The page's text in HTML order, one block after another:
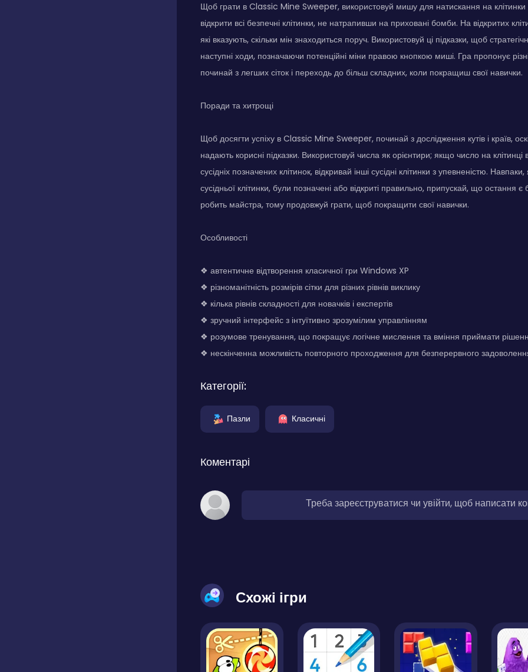
Щоб грати в Classic Mine Sweeper, використовуй мишу для натискання на клітинки
відкрити всі безпечні клітинки, не натрапивши на приховані бомби. На відкритих
які вказують, скільки мін знаходиться поруч. Використовуй ці підказки, щоб
наступні ходи, позначаючи потенційні міни правою кнопкою миші. Гра пропонує різні
починай з легших сіток і переходь до більш складних, коли покращиш свої навички.
Поради та хитрощі
Щоб досягти успіху в Classic Mine Sweeper, починай з дослідження кутів і країв,
надають корисні підказки. Використовуй числа як орієнтири; якщо число на клітинці
сусідніх позначених клітинок, відкривай інші сусідні клітинки з упевненістю. Навпаки,
сусідньої клітинки, були позначені або відкриті правильно, припускай, що остання
робить майстра, тому продовжуй грати, щоб покращити свої навички.
Особливості
❖ автентичне відтворення класичної гри Windows XP
❖ різноманітність розмірів сітки для різних рівнів виклику
❖ кілька рівнів складності для новачків і експертів
❖ зручний інтерфейс з інтуїтивно зрозумілим управлінням
❖ розумове тренування, що покращує логічне мислення та вміння приймати
❖ нескінченна можливість повторного проходження для безперервного
Категорії:
Пазли Класичні
Коментарі
Треба зареєструватися чи увійти, щоб написати
Схожі ігри